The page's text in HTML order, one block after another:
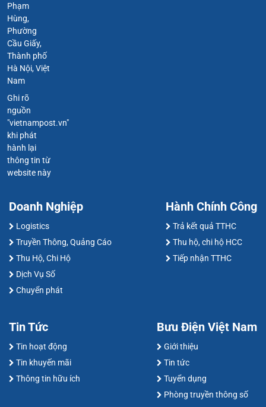
Phạm
Hùng,
Phường
Cầu Giấy,
Thành phố
Hà Nội, Việt
Nam
Ghi rõ
nguồn
"vietnampost.vn"
khi phát
hành lại
thông tin từ
website này
Doanh Nghiệp
Logistics
Truyền Thông, Quảng Cáo
Thu Hộ, Chi Hộ
Dịch Vụ Số
Chuyển phát
Hành Chính Công
Trả kết quả TTHC
Thu hộ, chi hộ HCC
Tiếp nhận TTHC
Tin Tức
Tin hoạt động
Tin khuyến mãi
Thông tin hữu ích
Bưu Điện Việt Nam
Giới thiệu
Tin tức
Tuyển dụng
Phòng truyền thông số